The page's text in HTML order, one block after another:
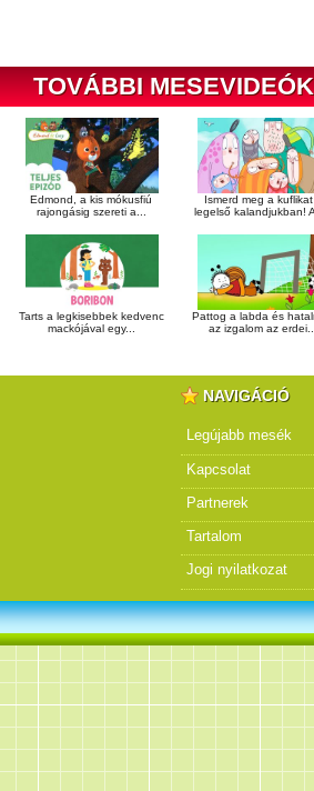
TOVÁBBI
Edmond, a kis mókusfiú
rajongásig szereti a...
Ismerd meg a
legelső kalandjukban!
Tarts a legkisebbek kedvenc
mackójával egy...
Pattog a labda és
az izgalom az
NAVIGÁCIÓ
Legújabb mesék
Kapcsolat
Partnerek
Tartalom
Jogi nyilatkozat